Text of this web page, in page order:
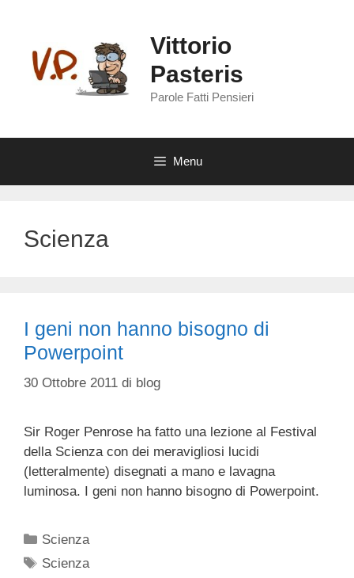
contenuto
Vittorio
Pasteris
Parole Fatti Pensieri
Menu
Scienza
I geni non hanno bisogno di
Powerpoint
30 Ottobre 2011 di blog
Sir Roger Penrose ha fatto una lezione al Festival
della Scienza con dei meravigliosi lucidi
(letteralmente) disegnati a mano e lavagna
luminosa. I geni non hanno bisogno di Powerpoint.
Categorie
Scienza
Tag
Scienza